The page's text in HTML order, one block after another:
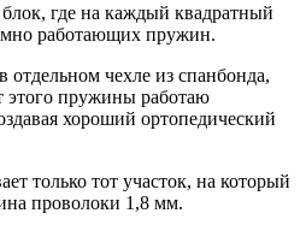
где на каждый квадратный
работающих пружин.
чехле из спанбонда,
этого пружины работаю
хороший ортопедический
только тот участок, на который
проволоки 1,8 мм.